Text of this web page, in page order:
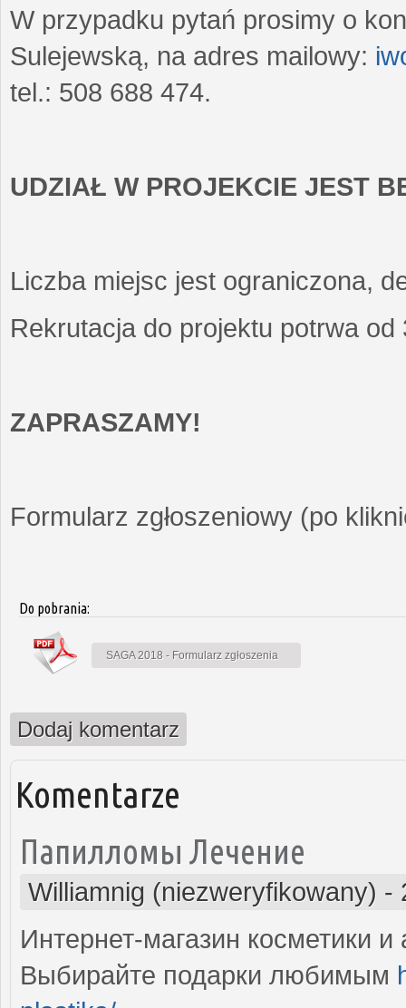
W przypadku pytań prosimy o
Sulejewską, na adres mailowy:
tel.: 508 688 474.
UDZIAŁ W PROJEKCIE JEST
Liczba miejsc jest ograniczona,
Rekrutacja do projektu potrwa
ZAPRASZAMY!
Formularz zgłoszeniowy (po
Do pobrania:
SAGA 2018 - Formularz zgłoszenia
Dodaj komentarz
Komentarze
Папилломы Лечение
Williamnig (niezweryfikowany) -
Интернет-магазин косметики
Выбирайте подарки любимым